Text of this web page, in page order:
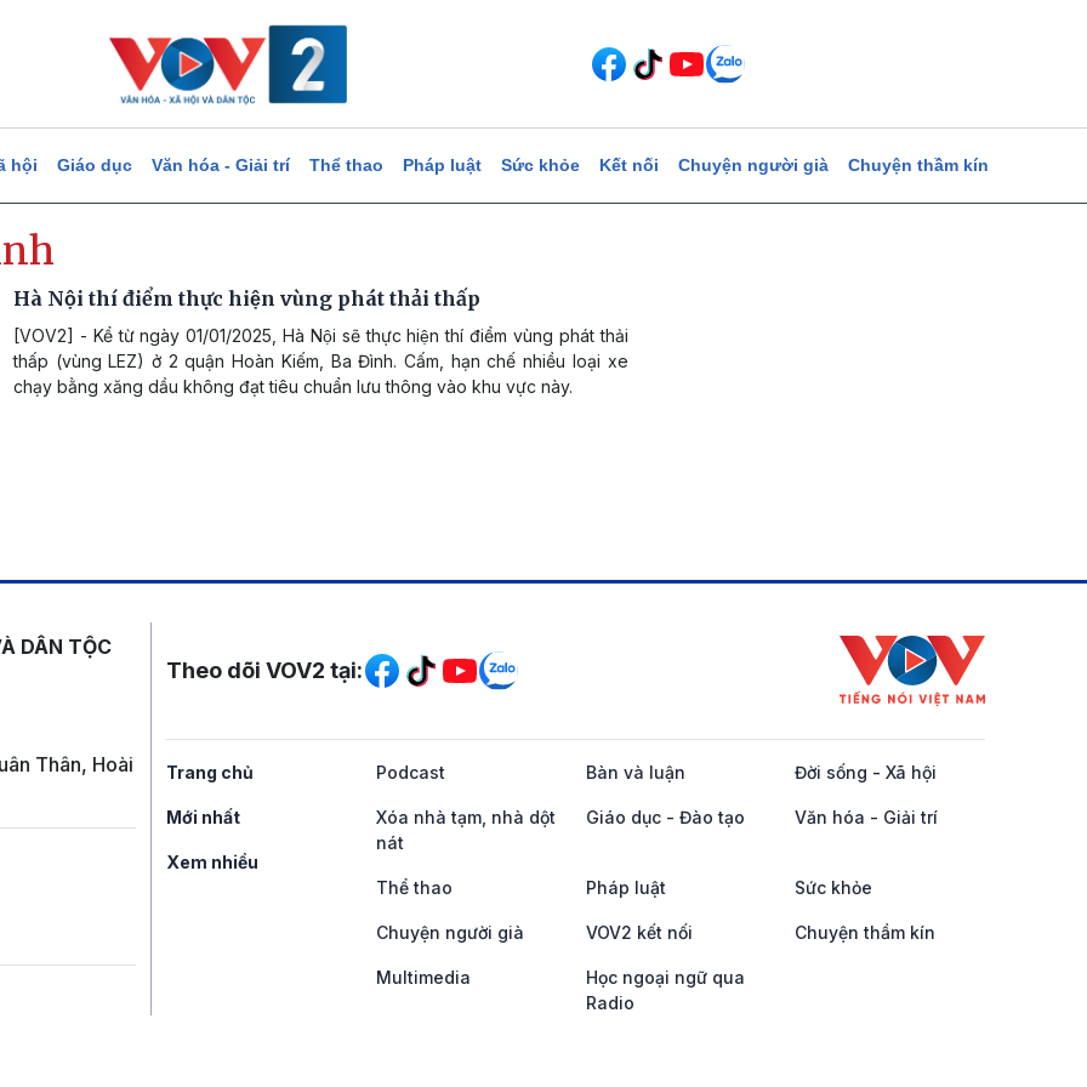
hội Giáo dục Văn hóa - Giải trí Thể thao Pháp luật Sức khỏe Kết nối Chuyện người già Chuyện thầm kín
Hà Nội thí điểm thực hiện vùng phát thải thấp
[VOV2] - Kể từ ngày 01/01/2025, Hà Nội sẽ thực hiện thí điểm vùng phát thải
thấp (vùng LEZ) ở 2 quận Hoàn Kiếm, Ba Đình. Cấm, hạn chế nhiều loại xe
chạy bằng xăng dầu không đạt tiêu chuẩn lưu thông vào khu vực này.
DÂN TỘC
Thân, Hoài
Mạng xã hội
Theo dõi VOV2 tại:
Trang chủ
Mới nhất
Xem nhiều
Podcast Bàn và luận Đời sống - Xã hội
Xóa nhà tạm, nhà dột
nát
Giáo dục - Đào tạo Văn hóa - Giải trí
Thể thao Pháp luật Sức khỏe
Chuyện người già VOV2 kết nối Chuyện thầm kín
Multimedia
Học ngoại ngữ qua
Radio